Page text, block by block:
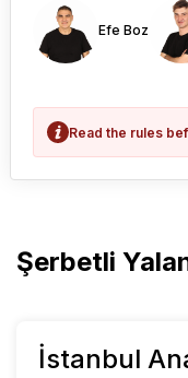
Efe Boz
Read the rules
Şerbetli
İstanbul